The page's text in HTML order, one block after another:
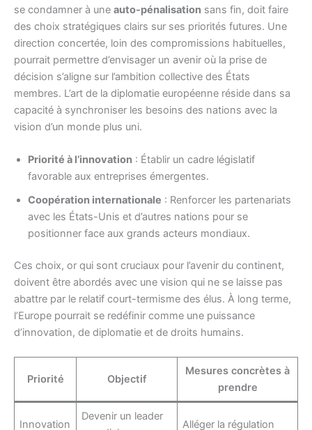
se condamner à une auto-pénalisation sans fin, doit faire
des choix stratégiques clairs sur ses priorités futures. Une
direction concertée, loin des compromissions habituelles,
pourrait permettre d’envisager un avenir où la prise de
décision s’aligne sur l’ambition collective des États
membres. L’art de la diplomatie européenne réside dans sa
capacité à synchroniser les besoins des nations avec la
vision d’un monde plus uni.
Priorité à l’innovation : Établir un cadre législatif
favorable aux entreprises émergentes.
Coopération internationale : Renforcer les partenariats
avec les États-Unis et d’autres nations pour se
positionner face aux grands acteurs mondiaux.
Ces choix, or qui sont cruciaux pour l’avenir du continent,
doivent être abordés avec une vision qui ne se laisse pas
abattre par le relatif court-termisme des élus. À long terme,
l’Europe pourrait se redéfinir comme une puissance
d’innovation, de diplomatie et de droits humains.
Priorité Objectif
Mesures concrètes à
prendre
Innovation
Devenir un leader
Alléger la régulation